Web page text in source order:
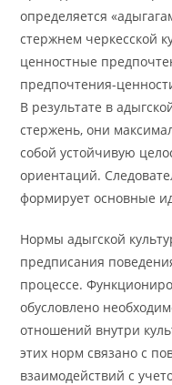
определяется
стержнем черкесской
ценностные
предпочтения-
В результате в
стержень, они
собой устойчивую
ориентаций.
формирует основные
Нормы адыгской
предписания
процессе.
обусловлено
отношений внутри
этих норм связано с
взаимодействий с